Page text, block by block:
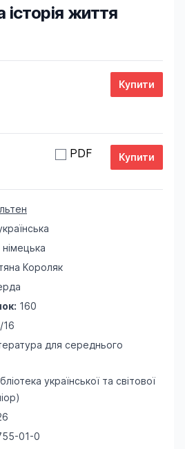
історія життя
PDF
німецька
Короляк
160
16
для середнього
української та світової
01-0